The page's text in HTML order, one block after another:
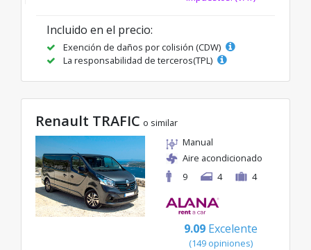
Incluido en el precio:
Exención de daños por colisión (CDW)
La responsabilidad de terceros(TPL)
Renault TRAFIC o similar
Manual
Aire acondicionado
9
4 4
9.09 Excelente
(149 opiniones)